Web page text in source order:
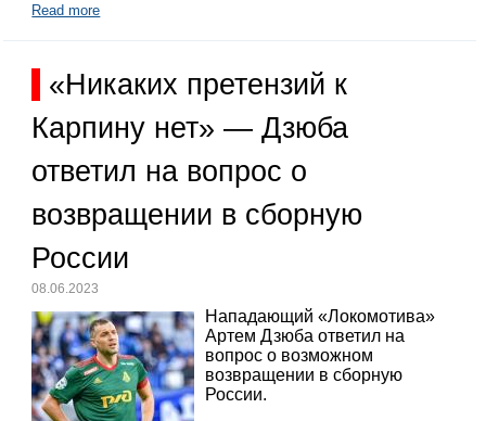
Read more
«Никаких претензий к
Карпину нет» — Дзюба
ответил на вопрос о
возвращении в сборную
России
08.06.2023
Нападающий «Локомотива»
Артем Дзюба ответил на
вопрос о возможном
возвращении в сборную
России.